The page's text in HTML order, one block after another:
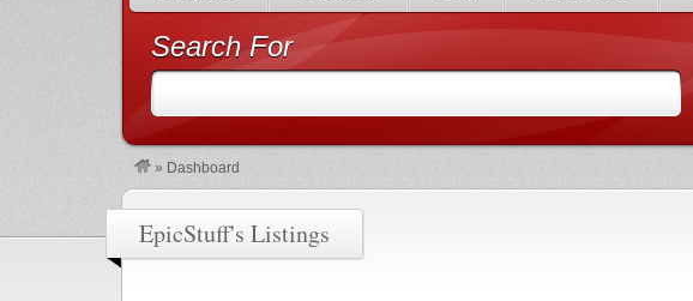
Search For
» Dashboard
EpicStuff's Listings